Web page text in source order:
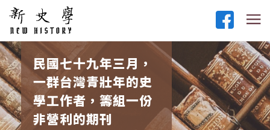
民國七十九年三月，
一群台灣青壯年的史
學工作者，籌組一份
非營利的期刊